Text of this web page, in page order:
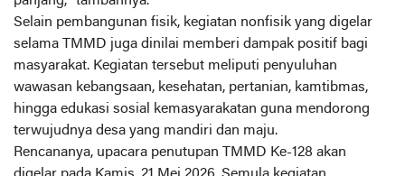
Selain pembangunan fisik, kegiatan nonfisik yang digelar
selama TMMD juga dinilai memberi dampak positif bagi
masyarakat. Kegiatan tersebut meliputi penyuluhan
wawasan kebangsaan, kesehatan, pertanian, kamtibmas,
hingga edukasi sosial kemasyarakatan guna mendorong
terwujudnya desa yang mandiri dan maju.
Rencananya, upacara penutupan TMMD Ke-128 akan